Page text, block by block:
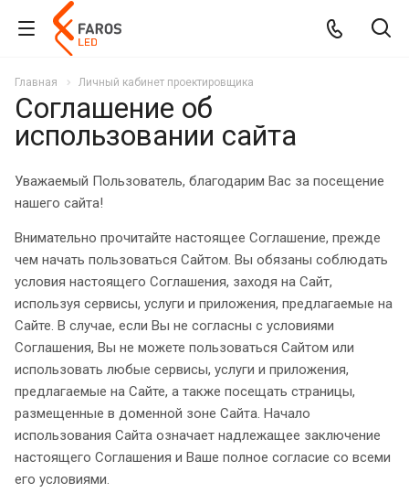
Главная Личный кабинет проектировщика
Соглашение об
использовании сайта
Уважаемый Пользователь, благодарим Вас за посещение
нашего сайта!
Внимательно прочитайте настоящее Соглашение, прежде
чем начать пользоваться Сайтом. Вы обязаны соблюдать
условия настоящего Соглашения, заходя на Сайт,
используя сервисы, услуги и приложения, предлагаемые на
Сайте. В случае, если Вы не согласны с условиями
Соглашения, Вы не можете пользоваться Сайтом или
использовать любые сервисы, услуги и приложения,
предлагаемые на Сайте, а также посещать страницы,
размещенные в доменной зоне Сайта. Начало
использования Сайта означает надлежащее заключение
настоящего Соглашения и Ваше полное согласие со всеми
его условиями.